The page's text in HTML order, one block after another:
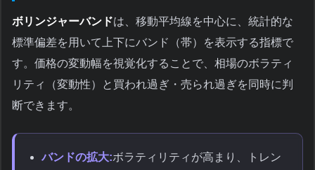
ボリンジャーバンドは、移動平均線を中心に、統計的な
標準偏差を用いて上下にバンド（帯）を表示する指標で
す。価格の変動幅を視覚化することで、相場のボラティ
リティ（変動性）と買われ過ぎ・売られ過ぎを同時に判
断できます。
バンドの拡大:ボラティリティが高まり、トレン